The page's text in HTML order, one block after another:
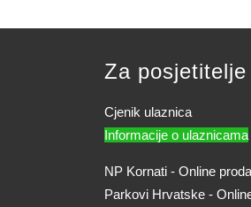
Za posjetitelje
Cjenik ulaznica
Informacije o ulaznicama
NP Kornati - Online
Parkovi Hrvatske -